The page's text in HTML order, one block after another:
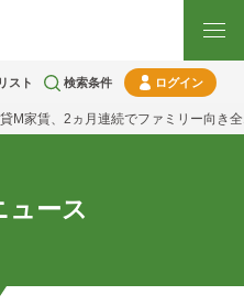
スト 検索条件 ログイン
M家賃、2ヵ月連続でファミリー向き
ュース